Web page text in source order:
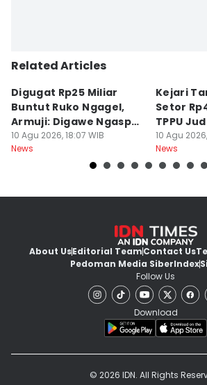
Related Articles
Digugat Rp25 Miliar
Buntut Ruko Ngagel,
Armuji: Digawe Ngaspal
Ae Poo
10 Agu 2026, 18:07 WIB
News
Kejari
Setor
TPPU
Negara
10 Agu
News
About UsEditorial TeamContact Us
Pedoman Media SiberIndex
Follow Us
Download
© 2026 IDN. All Rights